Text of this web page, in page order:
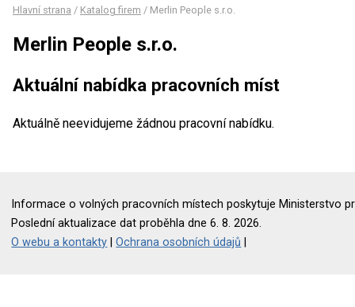
Hlavní strana / Katalog firem / Merlin People s.r.o.
Merlin People s.r.o.
Aktuální nabídka pracovních míst
Aktuálně neevidujeme žádnou pracovní nabídku.
Informace o volných pracovních místech poskytuje Ministerstvo
Poslední aktualizace dat proběhla dne 6. 8. 2026.
O webu a kontakty |Ochrana osobních údajů